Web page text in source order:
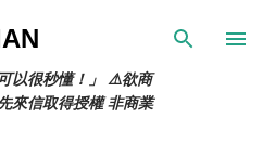
主要內容
以很秒懂！」 ⚠️欲商
來信取得授權 非商業